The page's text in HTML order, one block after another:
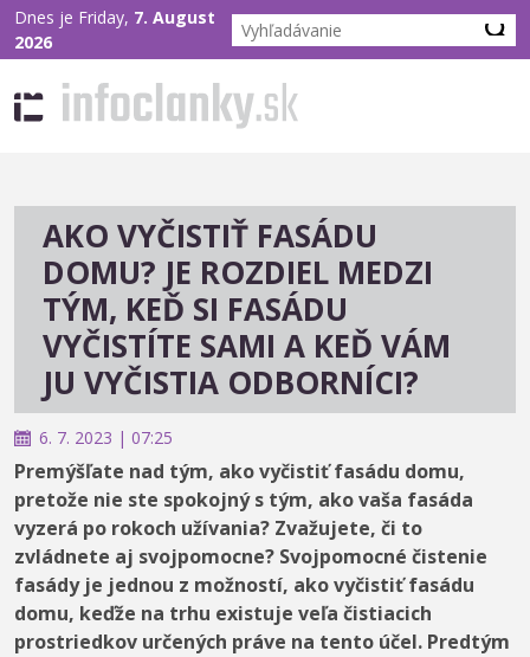
Dnes je Friday, 7. August
2026
AKO VYČISTIŤ FASÁDU
DOMU? JE ROZDIEL MEDZI
TÝM, KEĎ SI FASÁDU
VYČISTÍTE SAMI A KEĎ VÁM
JU VYČISTIA ODBORNÍCI?
6. 7. 2023 | 07:25
Premýšľate nad tým, ako vyčistiť fasádu domu,
pretože nie ste spokojný s tým, ako vaša fasáda
vyzerá po rokoch užívania? Zvažujete, či to
zvládnete aj svojpomocne? Svojpomocné čistenie
fasády je jednou z možností, ako vyčistiť fasádu
domu, keďže na trhu existuje veľa čistiacich
prostriedkov určených práve na tento účel. Predtým